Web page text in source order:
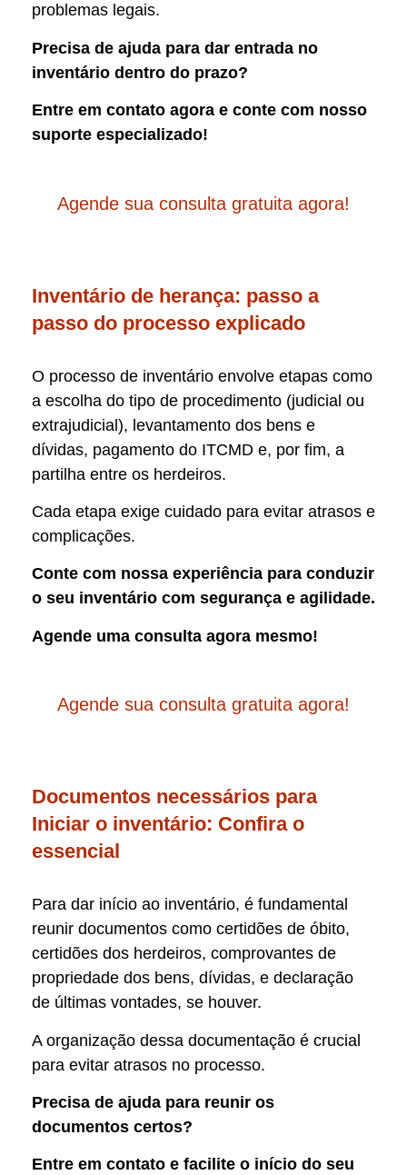
problemas legais.
Precisa de ajuda para dar entrada no
inventário dentro do prazo?
Entre em contato agora e conte com nosso
suporte especializado!
Agende sua consulta gratuita agora!
Inventário de herança: passo a
passo do processo explicado
O processo de inventário envolve etapas como
a escolha do tipo de procedimento (judicial ou
extrajudicial), levantamento dos bens e
dívidas, pagamento do ITCMD e, por fim, a
partilha entre os herdeiros.
Cada etapa exige cuidado para evitar atrasos e
complicações.
Conte com nossa experiência para conduzir
o seu inventário com segurança e agilidade.
Agende uma consulta agora mesmo!
Agende sua consulta gratuita agora!
Documentos necessários para
Iniciar o inventário: Confira o
essencial
Para dar início ao inventário, é fundamental
reunir documentos como certidões de óbito,
certidões dos herdeiros, comprovantes de
propriedade dos bens, dívidas, e declaração
de últimas vontades, se houver.
A organização dessa documentação é crucial
para evitar atrasos no processo.
Precisa de ajuda para reunir os
documentos certos?
Entre em contato e facilite o início do seu